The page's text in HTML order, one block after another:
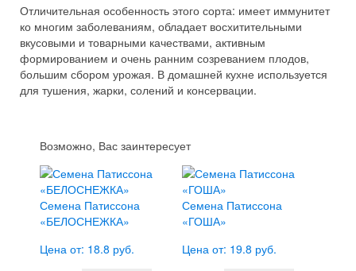
Отличительная особенность этого сорта: имеет иммунитет
ко многим заболеваниям, обладает восхитительными
вкусовыми и товарными качествами, активным
формированием и очень ранним созреванием плодов,
большим сбором урожая. В домашней кухне используется
для тушения, жарки, солений и консервации.
Возможно, Вас заинтересует
Семена Патиссона
«БЕЛОСНЕЖКА»
Цена от: 18.8 руб.
Семена Патиссона
«ГОША»
Цена от: 19.8 руб.